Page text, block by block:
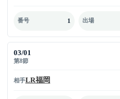
番号 1 出場
03/01
第8節
相手LR福岡